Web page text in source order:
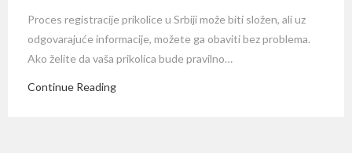
Proces registracije prikolice u Srbiji može biti složen, ali uz
odgovarajuće informacije, možete ga obaviti bez problema.
Ako želite da vaša prikolica bude pravilno…
Continue Reading